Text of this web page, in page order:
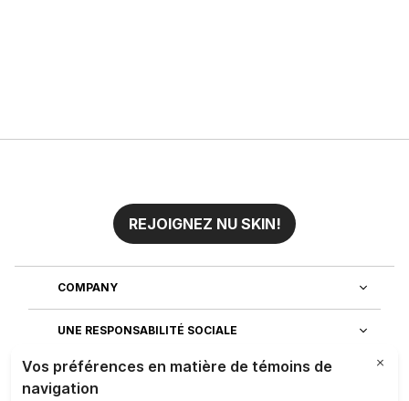
REJOIGNEZ NU SKIN!
COMPANY
UNE RESPONSABILITÉ SOCIALE
REJOIGNEZ NOTRE EQUIPE